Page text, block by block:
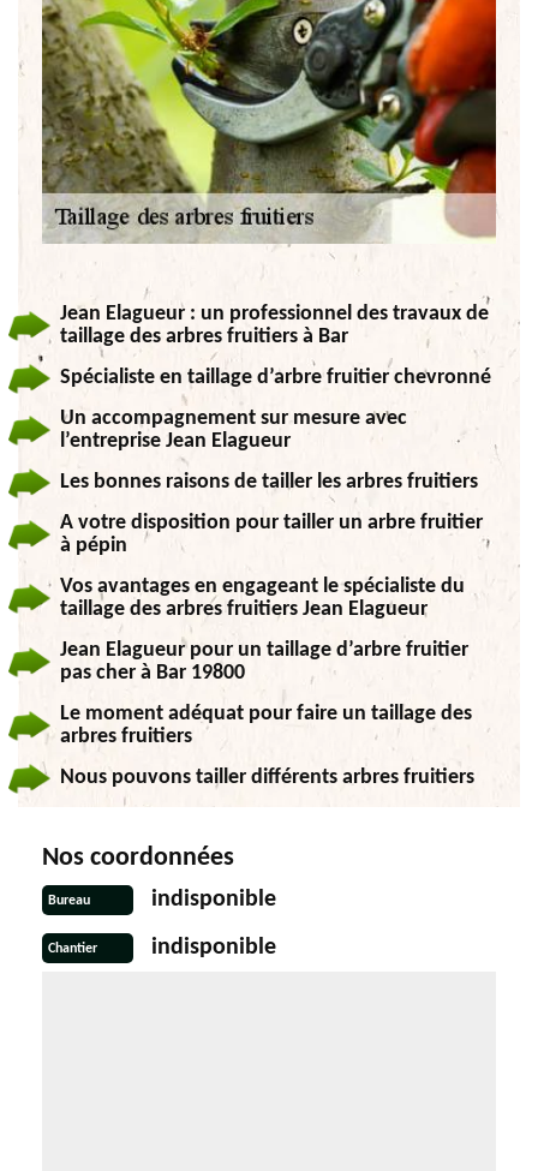
Jean Elagueur : un professionnel des travaux de
taillage des arbres fruitiers à Bar
Spécialiste en taillage d’arbre fruitier chevronné
Un accompagnement sur mesure avec
l’entreprise Jean Elagueur
Les bonnes raisons de tailler les arbres fruitiers
A votre disposition pour tailler un arbre fruitier
à pépin
Vos avantages en engageant le spécialiste du
taillage des arbres fruitiers Jean Elagueur
Jean Elagueur pour un taillage d’arbre fruitier
pas cher à Bar 19800
Le moment adéquat pour faire un taillage des
arbres fruitiers
Nous pouvons tailler différents arbres fruitiers
Nos coordonnées
Bureau indisponible
Chantier indisponible